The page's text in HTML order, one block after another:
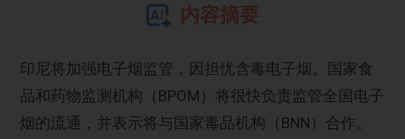
内容摘要
印尼将加强电子烟监管，因担忧含毒电子烟。国家食
品和药物监测机构（BPOM）将很快负责监管全国电子
烟的流通，并表示将与国家毒品机构（BNN）合作。